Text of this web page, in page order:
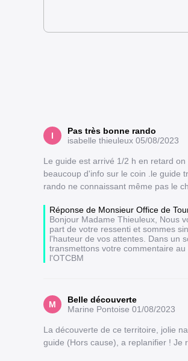
I
Pas très bonne rando
isabelle thieuleux 05/08/2023
Le guide est arrivé 1/2 h en retard
beaucoup d'info sur le coin .le guide
rando ne connaissant même pas le
Réponse de Monsieur Office de
Bonjour Madame Thieuleux, Nous
part de votre ressenti et sommes
l'hauteur de vos attentes. Dans un
transmettons votre commentaire
l'OTCBM
M
Belle découverte
Marine Pontoise 01/08/2023
La découverte de ce territoire, jolie
guide (Hors cause), a replanifier ! Je